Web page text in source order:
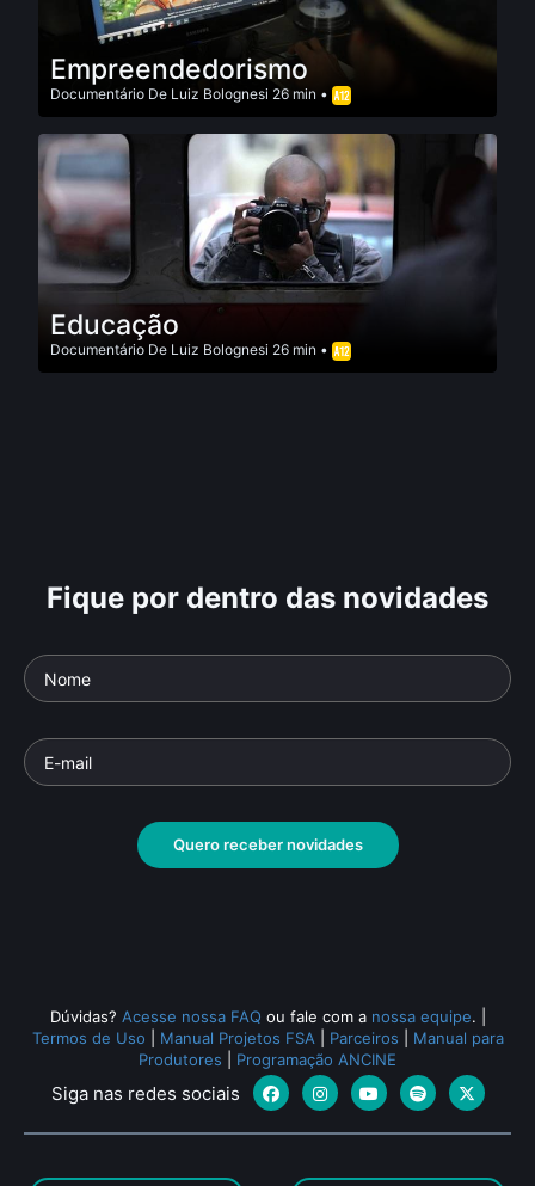
Empreendedorismo
Documentário De Luiz Bolognesi 26 min •
Educação
Documentário De Luiz Bolognesi 26 min •
Fique por dentro das novidades
Quero receber novidades
Dúvidas? Acesse nossa FAQ ou fale com a nossa equipe.
Termos de Uso
Manual Projetos FSA Parceiros
Manual para
Produtores
Programação ANCINE
Siga nas redes sociais